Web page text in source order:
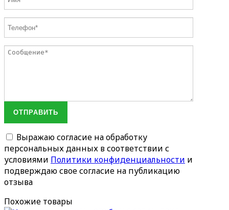
ОТПРАВИТЬ
Выражаю согласие на обработку
персональных данных в соответствии с
условиями Политики конфиденциальности и
подверждаю свое согласие на публикацию
отзыва
Похожие товары